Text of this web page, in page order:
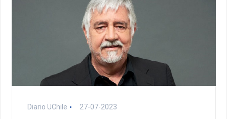
Diario UChile 27-07-2023